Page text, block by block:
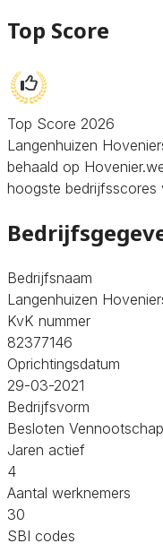
Top Score
Top Score 2026
Langenhuizen
behaald op
hoogste bedrijfsscores
Bedrijfsnaam
Langenhuizen
KvK nummer
82377146
Oprichtingsdatum
29-03-2021
Bedrijfsvorm
Besloten Vennootschap
Jaren actief
4
Aantal werknemers
30
SBI codes